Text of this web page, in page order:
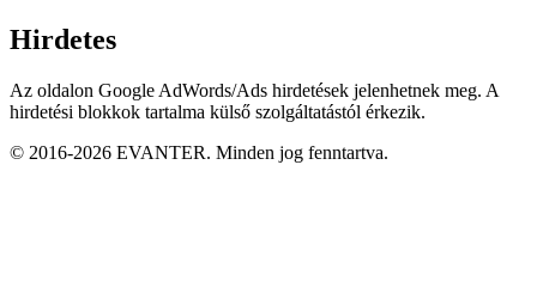
Hirdetes
Az oldalon Google AdWords/Ads hirdetések jelenhetnek meg. A
hirdetési blokkok tartalma külső szolgáltatástól érkezik.
© 2016-2026 EVANTER. Minden jog fenntartva.